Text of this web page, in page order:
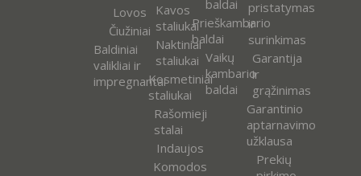
Lovos
Čiužiniai
Baldiniai
valikliai ir
impregnantai
Kavos
staliukai
Naktiniai
staliukai
Kosmetiniai
staliukai
Rašomieji
stalai
Indaujos
Komodos
baldai
Prieškambario
baldai
Vaikų
kambario
baldai
pristatymas
ir
surinkimas
Garantija
ir
grąžinimas
Garantinio
aptarnavimo
užklausa
Prekių